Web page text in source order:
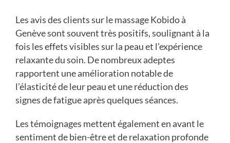
Les avis des clients sur le massage Kobido à
Genève sont souvent très positifs, soulignant à la
fois les effets visibles sur la peau et l’expérience
relaxante du soin. De nombreux adeptes
rapportent une amélioration notable de
l’élasticité de leur peau et une réduction des
signes de fatigue après quelques séances.
Les témoignages mettent également en avant le
sentiment de bien-être et de relaxation profonde